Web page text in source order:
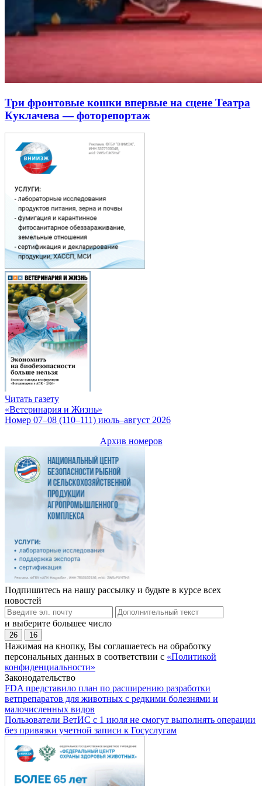
Три фронтовые кошки впервые на сцене Театра
Куклачева — фоторепортаж
Читать газету
«Ветеринария и Жизнь»
Номер 07–08 (110–111) июль–август 2026
Архив номеров
Подпишитесь на нашу рассылку и будьте в курсе всех
новостей
и выберите большее число
26 16
Нажимая на кнопку, Вы соглашаетесь на обработку
персональных данных в соответствии с «Политикой
конфиденциальности»
Законодательство
FDA представило план по расширению разработки
ветпрепаратов для животных с редкими болезнями и
малочисленных видов
Пользователи ВетИС с 1 июля не смогут выполнять операции
без привязки учетной записи к Госуслугам